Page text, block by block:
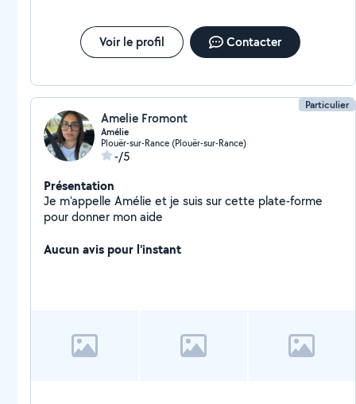
susceptibles d'influencer la qualité d'un lieu. Je propose
également la recherche d'eau souterraine (sourcier)
Voir le profil Contacter
Particulier
Amelie Fromont
Amélie
Plouër-sur-Rance (Plouër-sur-Rance)
-/5
Présentation
Je m'appelle Amélie et je suis sur cette plate-forme
pour donner mon aide
Aucun avis pour l'instant